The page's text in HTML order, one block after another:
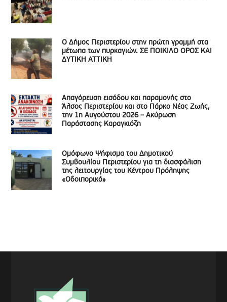
Ο Δήμος Περιστερίου στην πρώτη γραμμή στα
μέτωπα των πυρκαγιών. ΣΕ ΠΟΙΚΙΛΟ ΟΡΟΣ ΚΑΙ
ΔΥΤΙΚΗ ΑΤΤΙΚΗ
Απαγόρευση εισόδου και παραμονής στο
Άλσος Περιστερίου και στο Πάρκο Νέας Ζωής,
την 1η Αυγούστου 2026 – Ακύρωση
Παράστασης Καραγκιόζη
Ομόφωνο Ψήφισμα του Δημοτικού
Συμβουλίου Περιστερίου για τη διασφάλιση
της λειτουργίας του Κέντρου Πρόληψης
«Οδοιπορικό»